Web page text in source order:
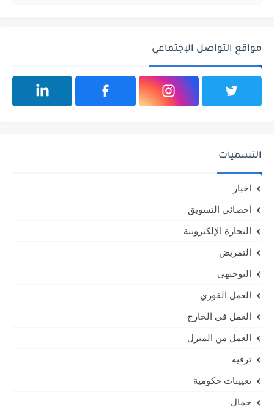
مواقع التواصل الإجتماعي
التسميات
اخبار
أخصائي التسويق
التجارة الإلكترونية
التمريض
التوجيهي
العمل الفوري
العمل في الخارج
العمل من المنزل
ترفيه
تعيينات حكومية
جمال